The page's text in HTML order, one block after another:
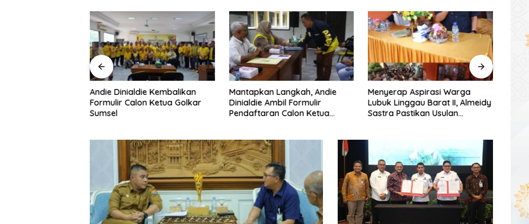
Andie Dinialdie Kembalikan
Formulir Calon Ketua Golkar
Sumsel
Mantapkan Langkah, Andie
Dinialdie Ambil Formulir
Pendaftaran Calon Ketua
Menyerap Aspirasi Warga
Lubuk Linggau Barat II, Almeidy
Sastra Pastikan Usulan